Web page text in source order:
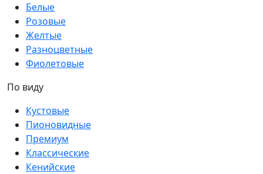
Белые
Розовые
Желтые
Разноцветные
Фиолетовые
По виду
Кустовые
Пионовидные
Премиум
Классические
Кенийские